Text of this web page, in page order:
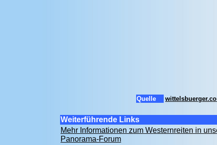
Quelle
Weiterführende Links
Mehr Informationen zum Westernreiten in
Panorama-Forum